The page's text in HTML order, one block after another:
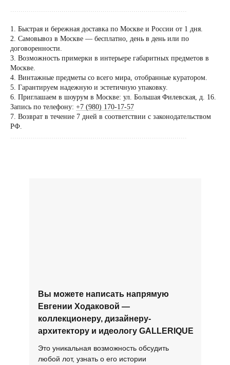
......................................................................................
1. Быстрая и бережная доставка по Москве и России от 1 дня.
2. Самовывоз в Москве — бесплатно, день в день или по
договоренности.
3. Возможность примерки в интерьере габаритных предметов в
Москве.
4. Винтажные предметы со всего мира, отобранные куратором.
5. Гарантируем надежную и эстетичную упаковку.
6. Приглашаем в шоурум в Москве: ул. Большая Филевская, д. 16.
Запись по телефону: +7 (980) 170-17-57
7. Возврат в течение 7 дней в соответствии с законодательством
РФ.
......................................................................................
Это уникальная возможность обсудить
любой лот, узнать о его истории
Вы можете написать напрямую
Евгении Ходаковой —
коллекционеру, дизайнеру-
архитектору и идеологу GALLERIQUE
Вы можете
Евгении
архитектору и
Посещение только
договоренности